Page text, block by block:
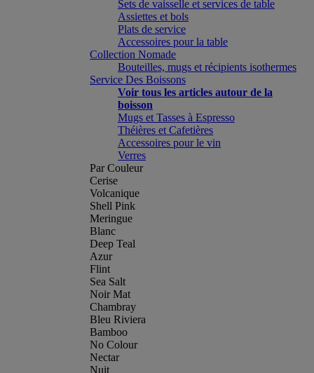
Sets de vaisselle et services de table
Assiettes et bols
Plats de service
Accessoires pour la table
Collection Nomade
Bouteilles, mugs et récipients isothermes
Service Des Boissons
Voir tous les articles autour de la
boisson
Mugs et Tasses à Espresso
Théières et Cafetières
Accessoires pour le vin
Verres
Par Couleur
Cerise
Volcanique
Shell Pink
Meringue
Blanc
Deep Teal
Azur
Flint
Sea Salt
Noir Mat
Chambray
Bleu Riviera
Bamboo
No Colour
Nectar
Nuit